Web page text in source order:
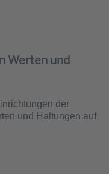
Werten und
der
und Haltungen auf